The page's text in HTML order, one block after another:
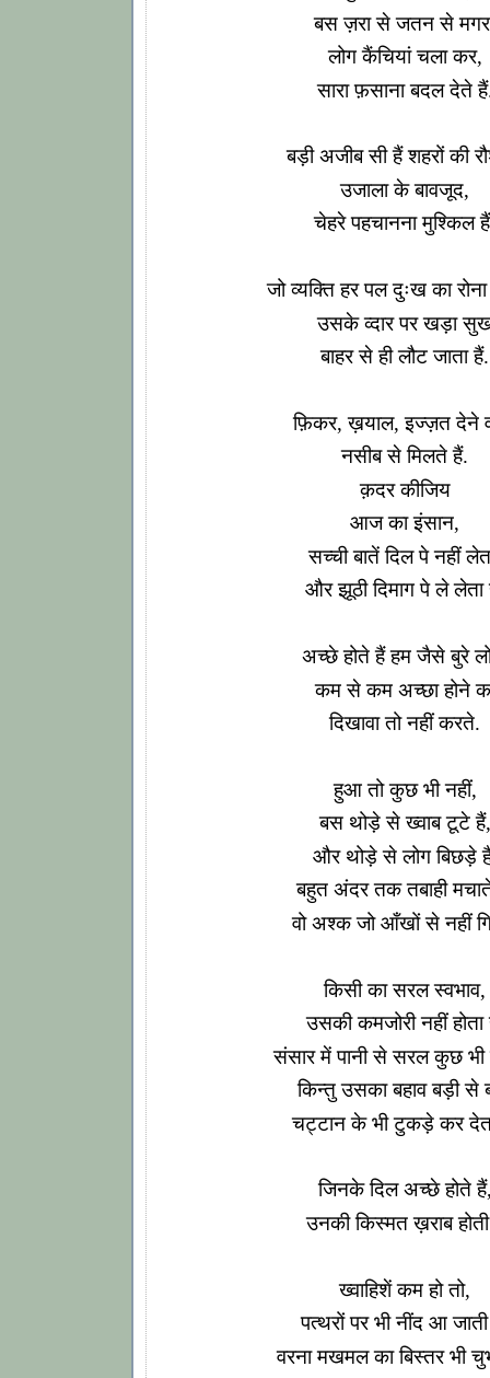
बस ज़रा से जतन से
लोग कैंचियां चला कर,
सारा फ़साना बदल देते
बड़ी अजीब सी हैं शहरों की
उजाला के बावजूद,
चेहरे पहचानना मुश्किल
जो व्यक्ति हर पल दुःख का रोना
उसके व्दार पर खड़ा
बाहर से ही लौट जाता हैं.
फ़िकर, ख़याल, इज्ज़त देने
नसीब से मिलते हैं.
क़दर कीजिय
आज का इंसान,
सच्ची बातें दिल पे नहीं
और झूठी दिमाग पे ले लेता
अच्छे होते हैं हम जैसे बुरे
कम से कम अच्छा होने
दिखावा तो नहीं करते.
हुआ तो कुछ भी नहीं,
बस थोड़े से ख्वाब टूटे हैं,
और थोड़े से लोग बिछड़े
बहुत अंदर तक तबाही
वो अश्क जो आँखों से नहीं
किसी का सरल स्वभाव,
उसकी कमजोरी नहीं होता
संसार में पानी से सरल कुछ भी
किन्तु उसका बहाव बड़ी से
चट्टान के भी टुकड़े कर
जिनके दिल अच्छे होते
उनकी किस्मत ख़राब
ख्वाहिशें कम हो तो,
पत्थरों पर भी नींद आ
वरना मखमल का बिस्तर भी